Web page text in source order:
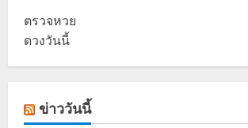
ตรวจหวย
ดวงวันนี้
ข่าววันนี้